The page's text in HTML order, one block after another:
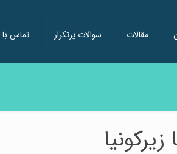
مقالات سوالات پرتکرار تماس با